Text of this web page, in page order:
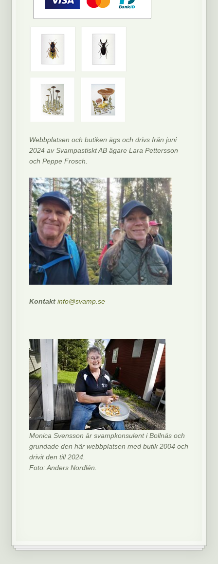
Webbplatsen och butiken ägs och drivs från juni
2024 av Svampastiskt AB ägare Lara Pettersson
och Peppe Frosch.
Kontaktinfo@svamp.se
Monica Svensson är svampkonsulent i Bollnäs och
grundade den här webbplatsen med butik 2004 och
drivit den till 2024.
Foto: Anders Nordlén.